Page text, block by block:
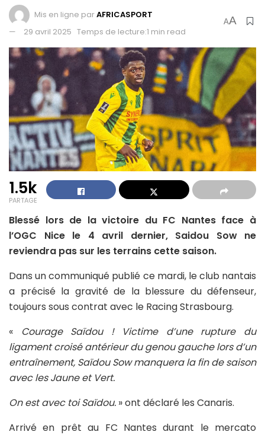
Mis en ligne parAFRICASPORT
29 avril 2025 Temps de lecture:1 min read
AA
1.5k
PARTAGE
Blessé lors de la victoire du FC Nantes face à
l’OGC Nice le 4 avril dernier, Saidou Sow ne
reviendra pas sur les terrains cette saison.
Dans un communiqué publié ce mardi, le club nantais
a précisé la gravité de la blessure du défenseur,
toujours sous contrat avec le Racing Strasbourg.
«
Courage Saïdou ! Victime d’une rupture du
ligament croisé antérieur du genou gauche lors d’un
entraînement, Saïdou Sow manquera la fin de saison
avec les Jaune et Vert.
On est avec toi Saïdou. » ont déclaré les Canaris.
Arrivé en prêt au FC Nantes durant le mercato